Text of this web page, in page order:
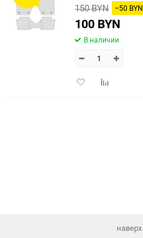
150 BYN −50 BYN
100 BYN
В наличии
ДобавитьДобавить
наверх